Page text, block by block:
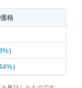
格
）
）